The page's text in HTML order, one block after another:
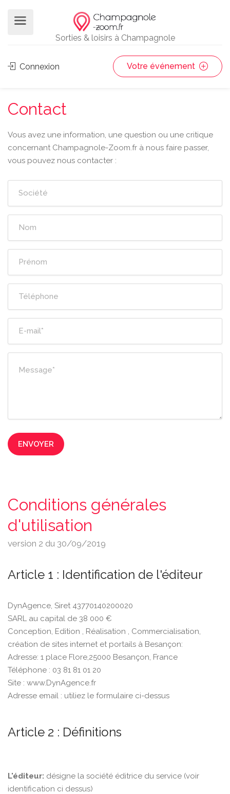
Sorties & loisirs à Champagnole
Connexion Votre événement
Contact
Vous avez une information, une question ou une critique
concernant Champagnole-Zoom.fr à nous faire passer,
vous pouvez nous contacter :
ENVOYER
Conditions générales
d'utilisation
version 2 du 30/09/2019
Article 1 : Identification de l'éditeur
DynAgence, Siret ‎43770140200020
SARL au capital de 38 000 €
Conception, Edition , Réalisation , Commercialisation,
création de sites internet et portails à Besançon:
Adresse: 1 place Flore,25000 Besançon, France
Téléphone : 03 81 81 01 20
Site : www.DynAgence.fr
Adresse email : utiliez le formulaire ci-dessus
Article 2 : Définitions
L'éditeur: désigne la société éditrice du service (voir
identification ci dessus)